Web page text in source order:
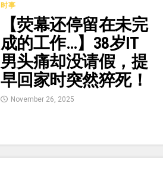
时事
【荧幕还停留在未完
成的工作…】38岁IT
男头痛却没请假，提
早回家时突然猝死！
November 26, 2025